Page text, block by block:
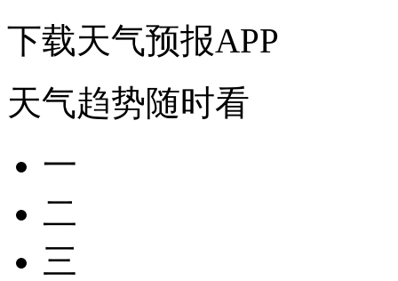
下载天气预报APP
天气趋势随时看
一
二
三